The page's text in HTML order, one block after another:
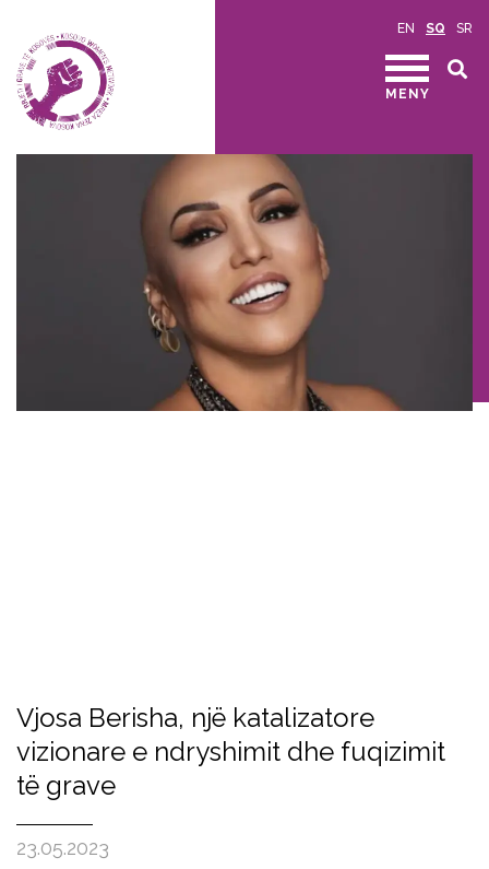
EN SQ SR
MENY
Vjosa Berisha, një katalizatore
vizionare e ndryshimit dhe fuqizimit
të grave
23.05.2023